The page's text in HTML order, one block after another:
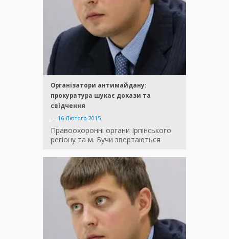
Організатори антимайдану:
прокуратура шукає докази та
свідчення
— 16 Лютого 2015
Правоохоронні органи Ірпінського
регіону та м. Бучи звертаються